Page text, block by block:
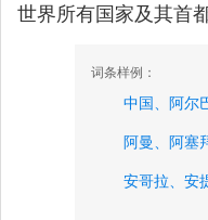
世界所有国家及其首
词条样例：
中国、 阿尔
阿曼、 阿塞
安哥拉、 安